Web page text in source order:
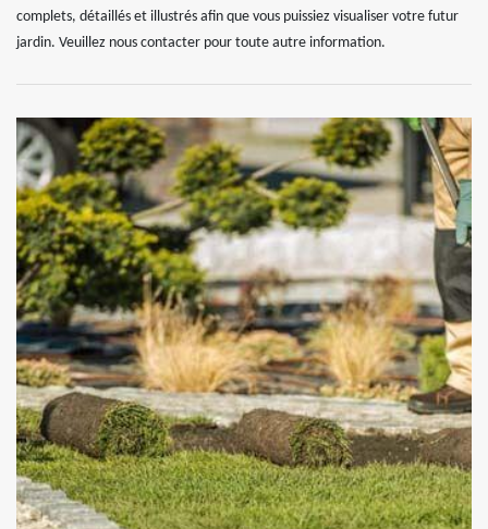
complets, détaillés et illustrés afin que vous puissiez visualiser votre futur
jardin. Veuillez nous contacter pour toute autre information.